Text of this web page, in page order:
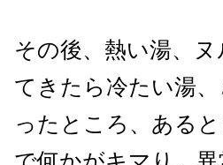
その後、熱い湯、
てきたら冷たい湯
ったところ、ある